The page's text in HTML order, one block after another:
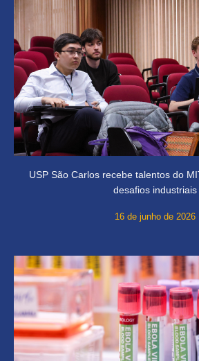
USP São Carlos recebe talentos do
desafios industriais
16 de junho de 2026